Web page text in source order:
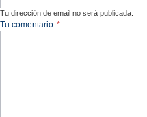
Tu dirección de email no será publicada.
Tu comentario *